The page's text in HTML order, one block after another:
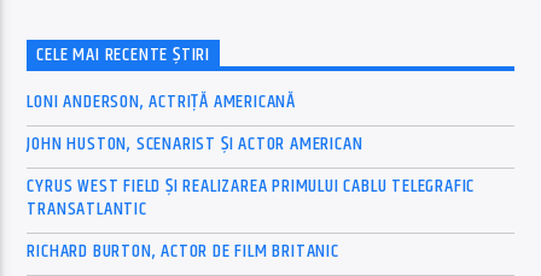
CELE MAI RECENTE ȘTIRI
LONI ANDERSON, ACTRIȚĂ AMERICANĂ
JOHN HUSTON, SCENARIST ȘI ACTOR AMERICAN
CYRUS WEST FIELD ȘI REALIZAREA PRIMULUI CABLU TELEGRAFIC
TRANSATLANTIC
RICHARD BURTON, ACTOR DE FILM BRITANIC